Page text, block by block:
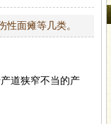
面瘫等几类。
道狭窄不当的产